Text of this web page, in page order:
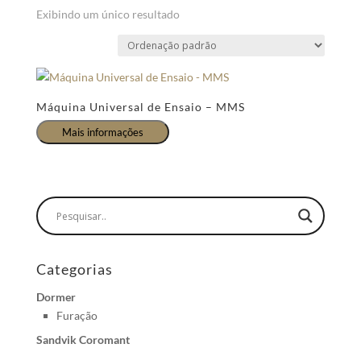
Exibindo um único resultado
Máquina Universal de Ensaio – MMS
Mais informações
Categorias
Dormer
Furação
Sandvik Coromant